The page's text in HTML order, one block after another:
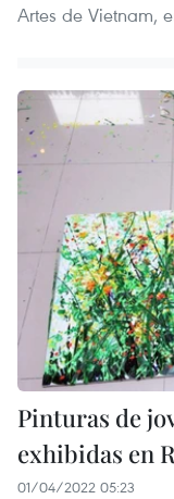
Artes de Vietnam,
Pinturas de
exhibidas en
01/04/2022 05:23